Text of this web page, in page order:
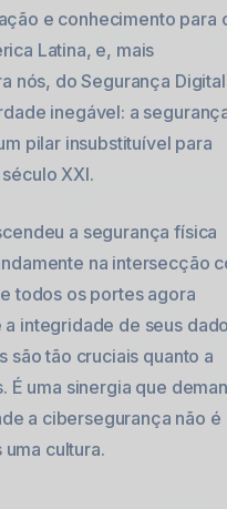
e conhecimento para
Latina, e, mais
nós, do Segurança Digital
inegável: a
pilar insubstituível para
XXI.
a segurança física
na intersecção
todos os portes agora
integridade de seus
são tão cruciais quanto a
É uma sinergia que
a cibersegurança não é
cultura.